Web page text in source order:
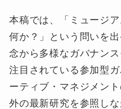
本稿では、「ミュージ
何か？」という問いを
念から多様なガバナン
注目されている参加型
ーティブ・マネジメン
外の最新研究を参照し